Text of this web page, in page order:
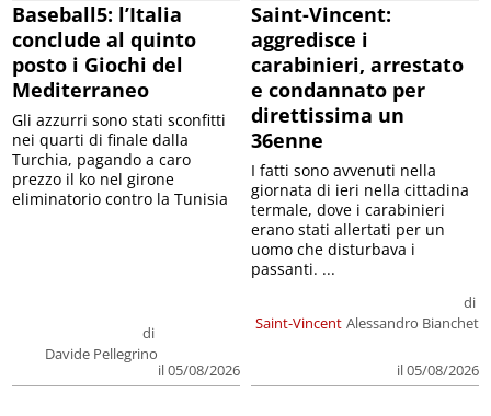
Baseball5: l’Italia
conclude al quinto
posto i Giochi del
Mediterraneo
di
Davide Pellegrino
il 05/08/2026
Gli azzurri sono stati sconfitti
nei quarti di finale dalla
Turchia, pagando a caro
prezzo il ko nel girone
eliminatorio contro la Tunisia
Saint-Vincent:
aggredisce i
carabinieri, arrestato
e condannato per
direttissima un
36enne
Saint-Vincent
di
Alessandro Bianchet
il 05/08/2026
I fatti sono avvenuti nella
giornata di ieri nella cittadina
termale, dove i carabinieri
erano stati allertati per un
uomo che disturbava i
passanti. ...